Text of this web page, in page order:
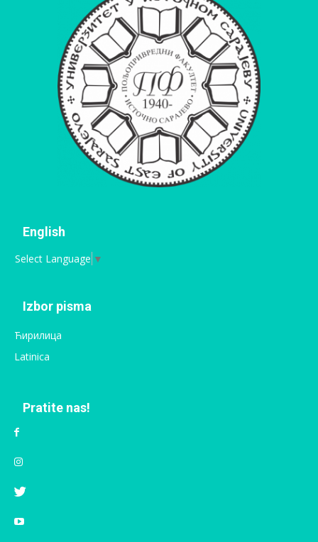
English
Select Language ▼
Izbor pisma
Ћирилица
Latinica
Pratite nas!